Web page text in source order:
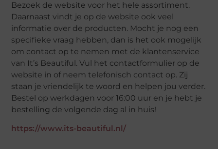
Bezoek de website voor het hele assortiment.
Daarnaast vindt je op de website ook veel
informatie over de producten. Mocht je nog een
specifieke vraag hebben, dan is het ook mogelijk
om contact op te nemen met de klantenservice
van It’s Beautiful. Vul het contactformulier op de
website in of neem telefonisch contact op. Zij
staan je vriendelijk te woord en helpen jou verder.
Bestel op werkdagen voor 16:00 uur en je hebt je
bestelling de volgende dag al in huis!
https://www.its-beautiful.nl/